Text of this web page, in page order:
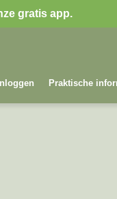
gratis app.
Inloggen Praktische